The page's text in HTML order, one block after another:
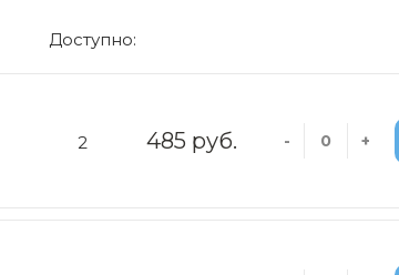
Доступно:
2 485 руб. - +